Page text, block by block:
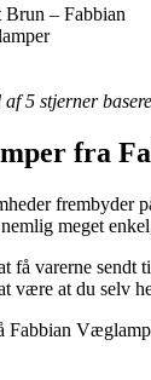
– Fabbian
5 stjerner
fra
frembyder
meget
få varerne
være at du selv
Fabbian